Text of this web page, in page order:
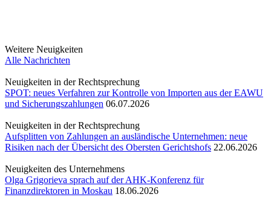
Weitere Neuigkeiten
Alle Nachrichten
Neuigkeiten in der Rechtsprechung
SPOT: neues Verfahren zur Kontrolle von Importen aus der EAWU
und Sicherungszahlungen 06.07.2026
Neuigkeiten in der Rechtsprechung
Aufsplitten von Zahlungen an ausländische Unternehmen: neue
Risiken nach der Übersicht des Obersten Gerichtshofs 22.06.2026
Neuigkeiten des Unternehmens
Olga Grigorieva sprach auf der AHK-Konferenz für
Finanzdirektoren in Moskau 18.06.2026